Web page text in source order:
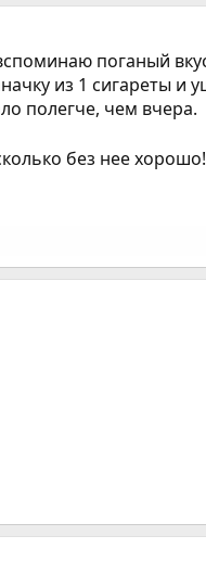
поганый
из 1 сигареты и
полегче, чем вчера.
без нее хорошо!